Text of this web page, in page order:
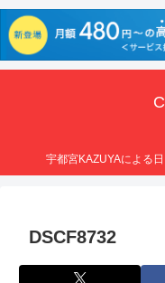
宇都宮KAZUYAによる
DSCF8732